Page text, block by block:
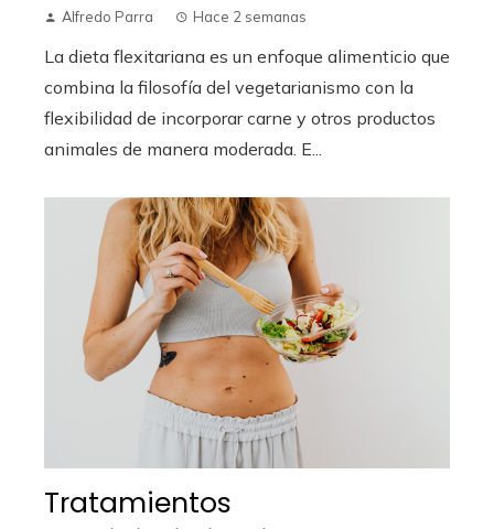
Alfredo Parra Hace 2 semanas
La dieta flexitariana es un enfoque alimenticio que
combina la filosofía del vegetarianismo con la
flexibilidad de incorporar carne y otros productos
animales de manera moderada. E...
Tratamientos